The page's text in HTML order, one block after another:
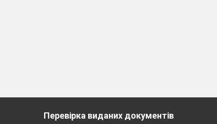
Перевірка виданих документів